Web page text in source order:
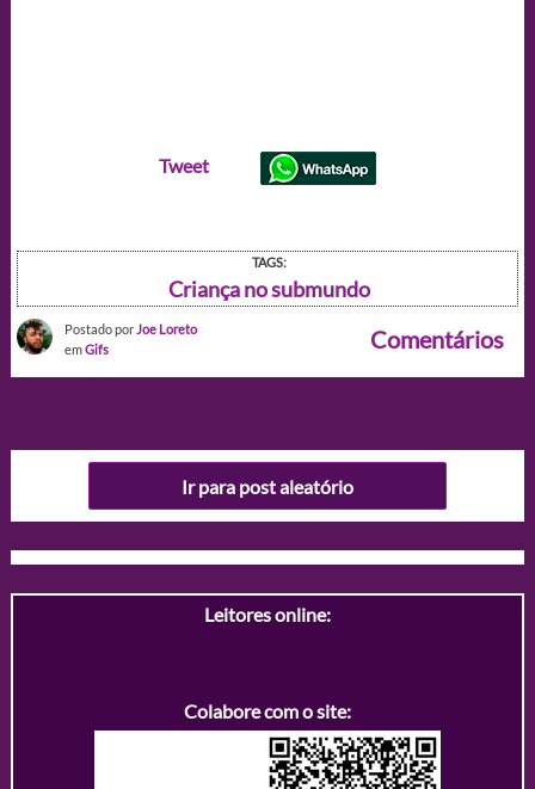
Tweet
TAGS:
Criança no submundo
Postado por Joe Loreto
emGifs Comentários
Ir para post aleatório
Leitores online:
Colabore com o site: